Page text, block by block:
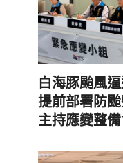
白海豚颱風
提前部署防
主持應變整